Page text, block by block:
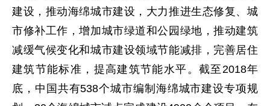
建设，推动海绵城市建设，大力推进生态修复、城
市修补工作，增加城市绿道和公园绿地，推动建筑
减缓气候变化和城市建设领域节能减排，完善居住
建筑节能标准，提高建筑节能水平。截至2018年
底，中国共有538个城市编制海绵城市建设专项规